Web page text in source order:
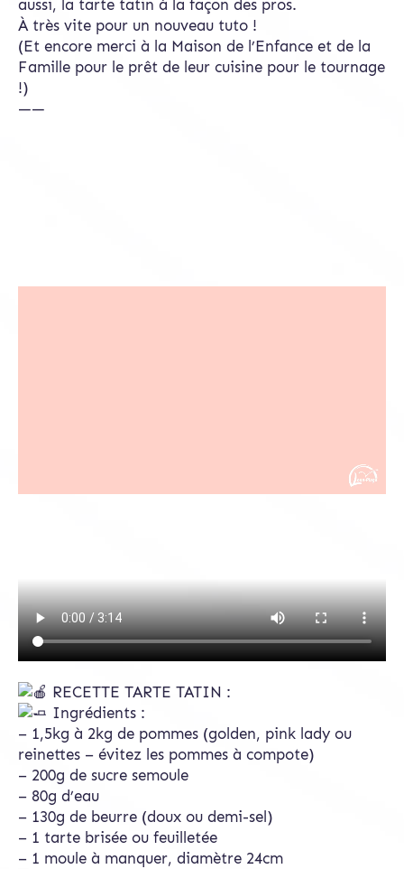
aussi, la tarte tatin à la façon des pros.
À très vite pour un nouveau tuto !
(Et encore merci à la Maison de l’Enfance et de la
Famille pour le prêt de leur cuisine pour le tournage
!)
——
RECETTE TARTE TATIN :
Ingrédients :
– 1,5kg à 2kg de pommes (golden, pink lady ou
reinettes – évitez les pommes à compote)
– 200g de sucre semoule
– 80g d’eau
– 130g de beurre (doux ou demi-sel)
– 1 tarte brisée ou feuilletée
– 1 moule à manquer, diamètre 24cm